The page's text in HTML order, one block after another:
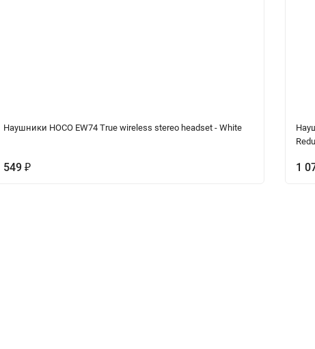
Наушники HOCO EW74 True wireless stereo headset - White
549 ₽ 1